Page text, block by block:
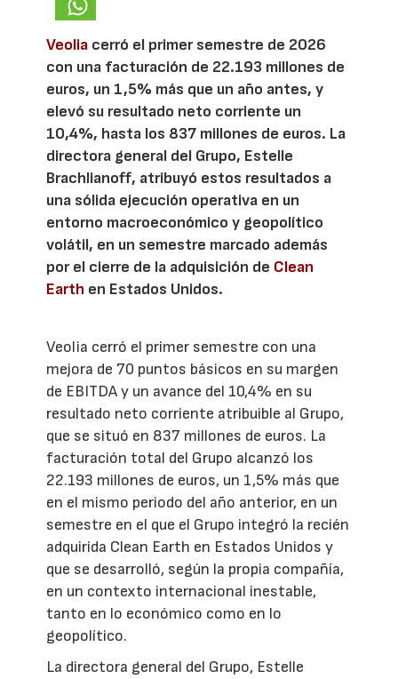
Veolia cerró el primer semestre de 2026
con una facturación de 22.193 millones de
euros, un 1,5% más que un año antes, y
elevó su resultado neto corriente un
10,4%, hasta los 837 millones de euros. La
directora general del Grupo, Estelle
Brachlianoff, atribuyó estos resultados a
una sólida ejecución operativa en un
entorno macroeconómico y geopolítico
volátil, en un semestre marcado además
por el cierre de la adquisición de Clean
Earth en Estados Unidos.
Veolia cerró el primer semestre con una
mejora de 70 puntos básicos en su margen
de EBITDA y un avance del 10,4% en su
resultado neto corriente atribuible al Grupo,
que se situó en 837 millones de euros. La
facturación total del Grupo alcanzó los
22.193 millones de euros, un 1,5% más que
en el mismo periodo del año anterior, en un
semestre en el que el Grupo integró la recién
adquirida Clean Earth en Estados Unidos y
que se desarrolló, según la propia compañía,
en un contexto internacional inestable,
tanto en lo económico como en lo
geopolítico.
La directora general del Grupo, Estelle